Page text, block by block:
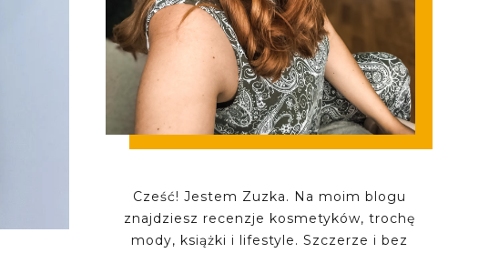
Cześć! Jestem Zuzka. Na moim blogu
znajdziesz recenzje kosmetyków, trochę
mody, książki i lifestyle. Szczerze i bez